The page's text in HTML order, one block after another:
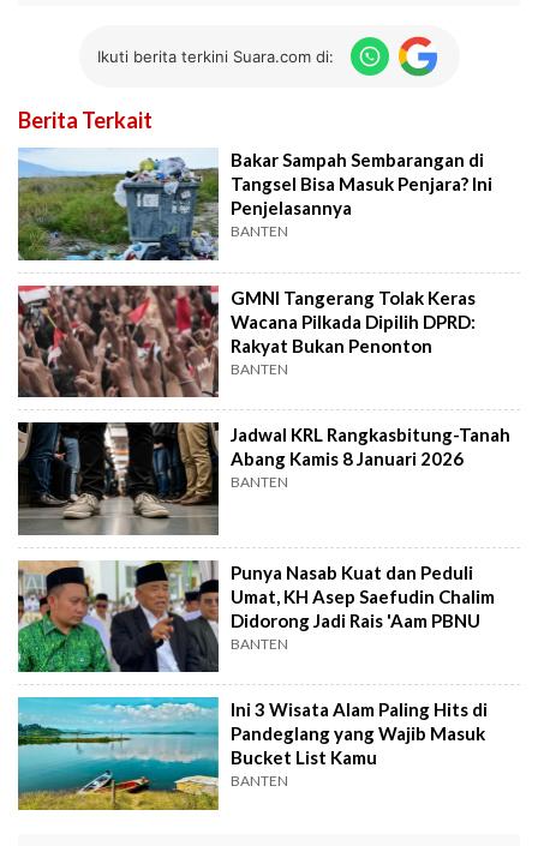
Ikuti berita terkini Suara.com di:
Berita Terkait
Bakar Sampah Sembarangan di
Tangsel Bisa Masuk Penjara? Ini
Penjelasannya
BANTEN
GMNI Tangerang Tolak Keras
Wacana Pilkada Dipilih DPRD:
Rakyat Bukan Penonton
BANTEN
Jadwal KRL Rangkasbitung-Tanah
Abang Kamis 8 Januari 2026
BANTEN
Punya Nasab Kuat dan Peduli
Umat, KH Asep Saefudin Chalim
Didorong Jadi Rais 'Aam PBNU
BANTEN
Ini 3 Wisata Alam Paling Hits di
Pandeglang yang Wajib Masuk
Bucket List Kamu
BANTEN